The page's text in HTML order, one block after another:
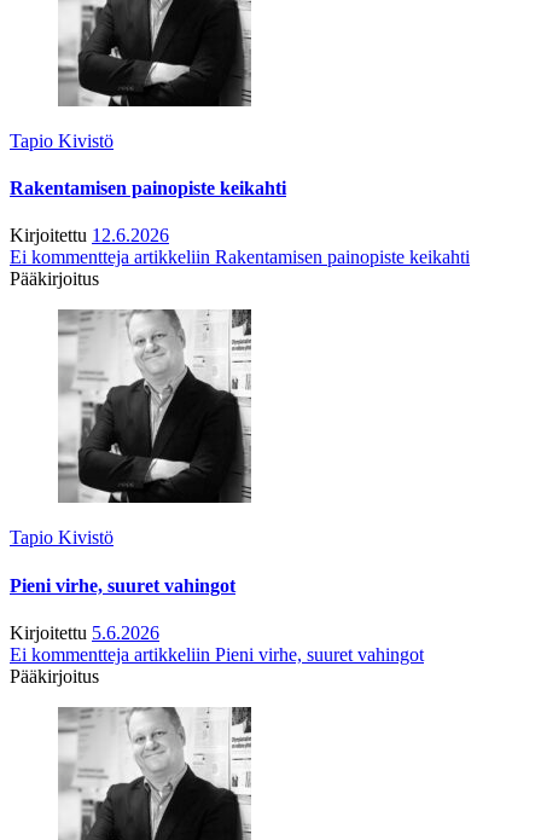
Tapio Kivistö
Rakentamisen painopiste keikahti
Kirjoitettu 12.6.2026
Ei kommentteja artikkeliin Rakentamisen painopiste keikahti
Pääkirjoitus
Tapio Kivistö
Pieni virhe, suuret vahingot
Kirjoitettu 5.6.2026
Ei kommentteja artikkeliin Pieni virhe, suuret vahingot
Pääkirjoitus